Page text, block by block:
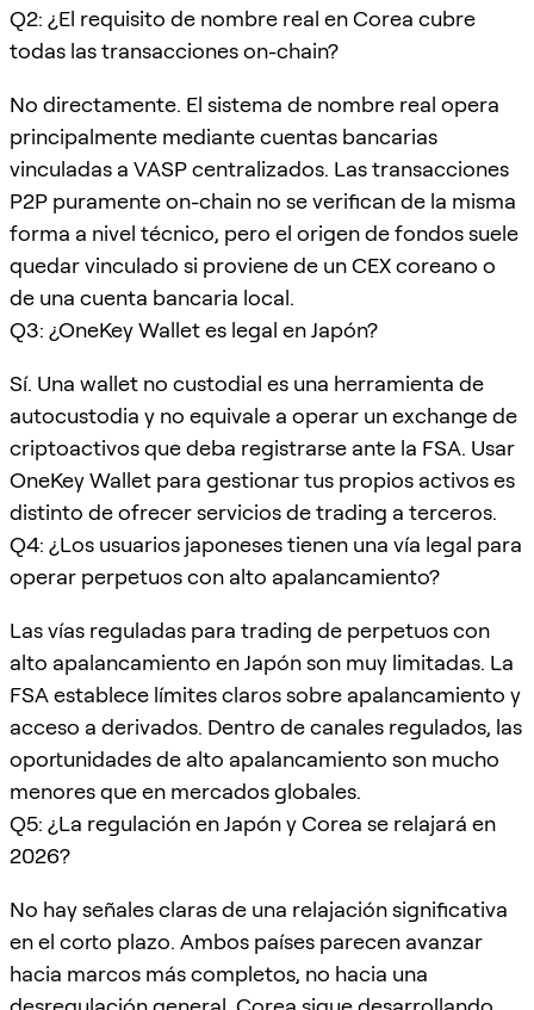
Q2: ¿El requisito de nombre real en Corea cubre
todas las transacciones on-chain?
No directamente. El sistema de nombre real opera
principalmente mediante cuentas bancarias
vinculadas a VASP centralizados. Las transacciones
P2P puramente on-chain no se verifican de la misma
forma a nivel técnico, pero el origen de fondos suele
quedar vinculado si proviene de un CEX coreano o
de una cuenta bancaria local.
Q3: ¿OneKey Wallet es legal en Japón?
Sí. Una wallet no custodial es una herramienta de
autocustodia y no equivale a operar un exchange de
criptoactivos que deba registrarse ante la FSA. Usar
OneKey Wallet para gestionar tus propios activos es
distinto de ofrecer servicios de trading a terceros.
Q4: ¿Los usuarios japoneses tienen una vía legal para
operar perpetuos con alto apalancamiento?
Las vías reguladas para trading de perpetuos con
alto apalancamiento en Japón son muy limitadas. La
FSA establece límites claros sobre apalancamiento y
acceso a derivados. Dentro de canales regulados, las
oportunidades de alto apalancamiento son mucho
menores que en mercados globales.
Q5: ¿La regulación en Japón y Corea se relajará en
2026?
No hay señales claras de una relajación significativa
en el corto plazo. Ambos países parecen avanzar
hacia marcos más completos, no hacia una